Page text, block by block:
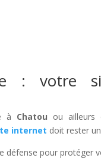
: votre
à Chatou ou ailleurs
internet doit rester
défense pour protéger